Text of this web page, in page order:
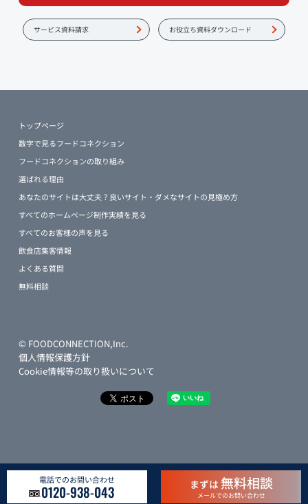
サービス資料請求 お役立ち資料ダウンロード
トップページ
数字で見るフードコネクション
フードコネクションの取り組み
選ばれる理由
あなたのサイトは大丈夫？良いサイト・ダメなサイトの見極め方
すべてのホームページ制作実績を見る
すべてのお客様の声を見る
飲食店集客情報
よくある質問
無料相談
© FOODCONNECTION,Inc.
個人情報保護方針
Cookie情報等の取り扱いについて
電話でのお問い合わせ
0120-938-043 まずは 無料相談
メールでのお問い合わせ